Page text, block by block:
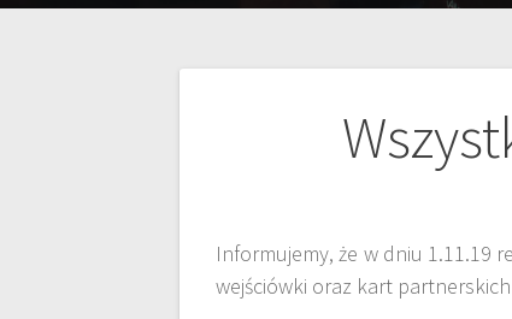
Informujemy, że w dniu 1.11.19
wejściówki oraz kart